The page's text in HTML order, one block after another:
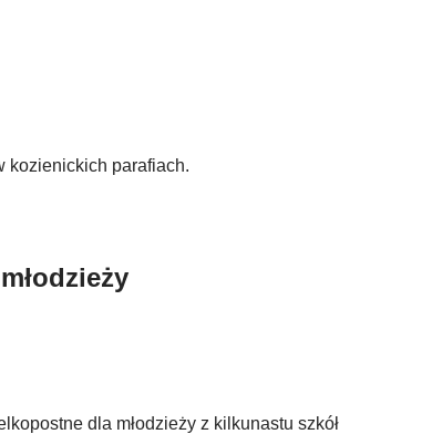
kozienickich parafiach.
dla młodzieży z kilkunastu szkół